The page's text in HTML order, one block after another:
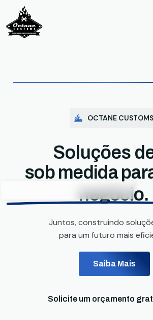
OCTANE CUSTOMS
Soluções
sob medida
negócio.
Juntos, construindo
para um futuro mais
Saiba Mais
Solicite um orçamento